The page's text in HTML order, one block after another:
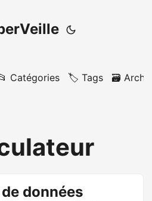
Catégories 🏷️ Tags 🗃️
données